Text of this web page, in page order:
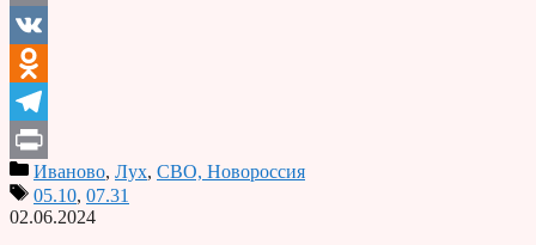
Email
VK
Odnoklassniki
Telegram
PrintИваново, Лух, СВО, Новороссия
05.10, 07.31
02.06.2024